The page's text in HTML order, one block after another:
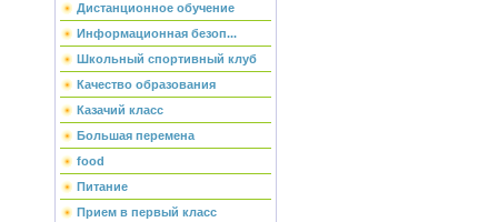
Дистанционное обучение
Информационная безоп...
Школьный спортивный клуб
Качество образования
Казачий класс
Большая перемена
food
Питание
Прием в первый класс